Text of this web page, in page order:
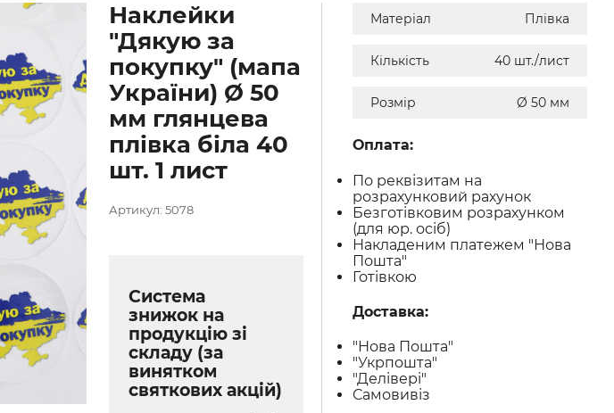
Наклейки
"Дякую за
покупку" (мапа
України) Ø 50
мм глянцева
плівка біла 40
шт. 1 лист
Артикул: 5078
Система
знижок на
продукцію зі
складу (за
винятком
святкових акцій)
Матеріал Плівка
Кількість 40 шт./лист
Розмір Ø 50 мм
Оплата:
По реквізитам на
розрахунковий рахунок
Безготівковим розрахунком
(для юр. осіб)
Накладеним платежем "Нова
Пошта"
Готівкою
Доставка:
"Нова Пошта"
"Укрпошта"
"Делівері"
Самовивіз